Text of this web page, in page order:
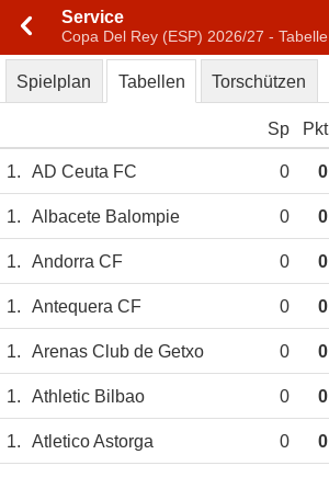
Service
Copa Del Rey (ESP) 2026/27 - Tabelle
Spielplan Tabellen Torschützen
Sp Pkt
1. AD Ceuta FC 0 0
1. Albacete Balompie 0 0
1. Andorra CF 0 0
1. Antequera CF 0 0
1. Arenas Club de Getxo 0 0
1. Athletic Bilbao 0 0
1. Atletico Astorga 0 0